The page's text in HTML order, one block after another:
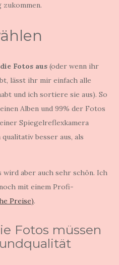
zukommen.
Fotos aus (oder wenn ihr
lässt ihr mir einfach alle
und ich sortiere sie aus). So
Alben und 99% der Fotos
Spiegelreflexkamera
besser aus, als
aber auch sehr schön. Ich
mit einem Profi-
Preise).
Fotos müssen